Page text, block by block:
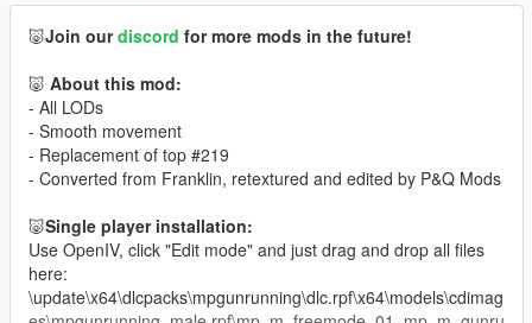
🐷Join ourdiscord for more mods in the future!
🐷 About this mod:
- All LODs
- Smooth movement
- Replacement of top #219
- Converted from Franklin, retextured and edited by P&Q Mods
🐷Single player installation:
Use OpenIV, click "Edit mode" and just drag and drop all files
here:
\update\x64\dlcpacks\mpgunrunning\dlc.rpf\x64\models\cdimag